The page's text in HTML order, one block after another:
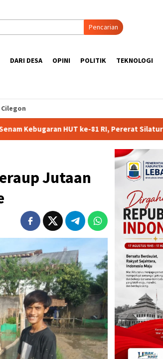
Pencarian
DARI DESA OPINI POLITIK TEKNOLOGI
Cilegon
Pererat Silaturahmi Wartawan dan Purnabakti
Jutaan